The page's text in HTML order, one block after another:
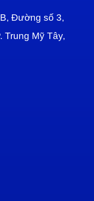
Đường số 3,
Trung Mỹ Tây,